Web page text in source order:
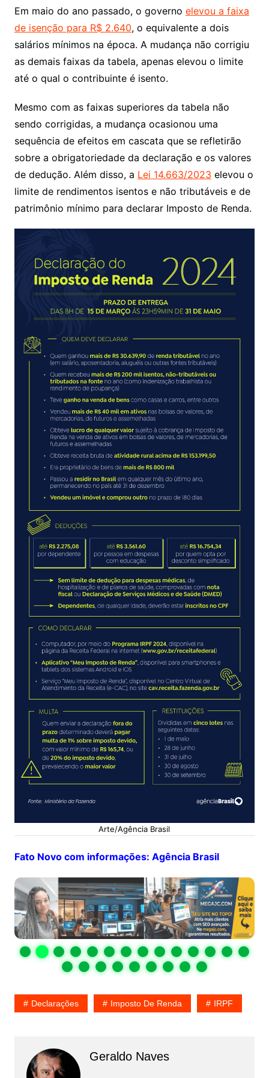
Em maio do ano passado, o governo elevou a faixa
de isenção para R$ 2.640, o equivalente a dois
salários mínimos na época. A mudança não corrigiu
as demais faixas da tabela, apenas elevou o limite
até o qual o contribuinte é isento.
Mesmo com as faixas superiores da tabela não
sendo corrigidas, a mudança ocasionou uma
sequência de efeitos em cascata que se refletirão
sobre a obrigatoriedade da declaração e os valores
de dedução. Além disso, a Lei 14.663/2023 elevou o
limite de rendimentos isentos e não tributáveis e de
patrimônio mínimo para declarar Imposto de Renda.
Arte/Agência Brasil
Fato Novo com informações: Agência Brasil
Declarações Imposto De Renda IRPF
Geraldo Naves